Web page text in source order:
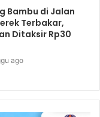
Bambu di Jalan
Terbakar,
Ditaksir Rp30
ago